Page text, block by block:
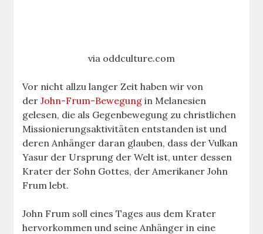
via oddculture.com
Vor nicht allzu langer Zeit haben wir von
derJohn-Frum-Bewegung in Melanesien
gelesen, die als Gegenbewegung zu christlichen
Missionierungsaktivitäten entstanden ist und
deren Anhänger daran glauben, dass der Vulkan
Yasur der Ursprung der Welt ist, unter dessen
Krater der Sohn Gottes, der Amerikaner John
Frum lebt.
John Frum soll eines Tages aus dem Krater
hervorkommen und seine Anhänger in eine